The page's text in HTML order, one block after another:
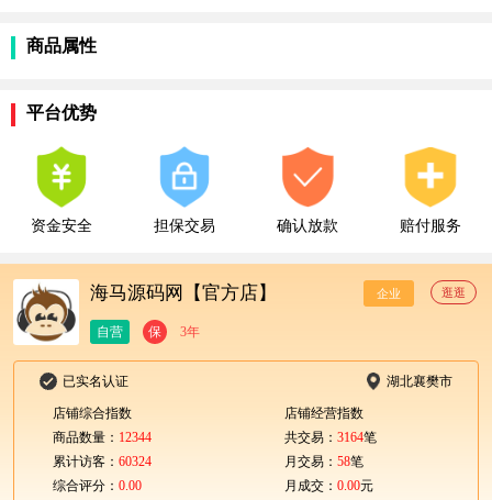
商品属性
平台优势
资金安全 担保交易 确认放款 赔付服务
海马源码网【官方店】 企业 逛逛
自营 保 3年
已实名认证 湖北襄樊市
店铺综合指数
商品数量： 12344
累计访客： 60324
综合评分： 0.00
店铺经营指数
共交易： 3164笔
月交易： 58笔
月成交： 0.00元